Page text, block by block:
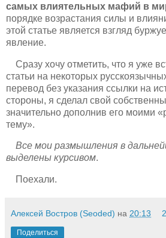
самых влиятельных мафий в
порядке возрастания силы и
этой статье является взгляд
явление.
Сразу хочу отметить, что я уже
статьи на некоторых
перевод без указания ссылки на
стороны, я сделал свой
значительно дополнив его моими
тему».
Все мои размышления в
выделены курсивом.
Поехали.
Алексей Востров (Seoded) на 20:13
Поделиться